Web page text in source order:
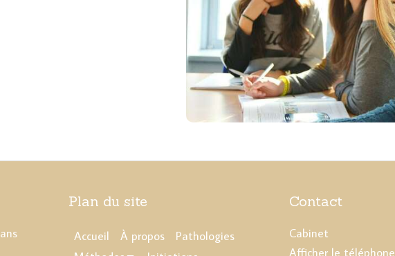
Plan du site
Accueil À propos
Pathologies
Contact
Cabinet
Afficher le téléphone